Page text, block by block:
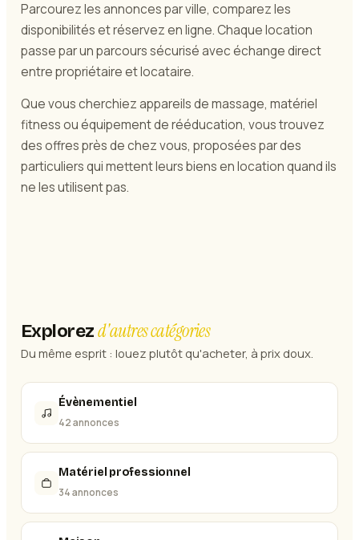
Parcourez les annonces par ville, comparez les
disponibilités et réservez en ligne. Chaque location
passe par un parcours sécurisé avec échange direct
entre propriétaire et locataire.
Que vous cherchiez appareils de massage, matériel
fitness ou équipement de rééducation, vous trouvez
des offres près de chez vous, proposées par des
particuliers qui mettent leurs biens en location quand ils
ne les utilisent pas.
Explorezd'autres catégories
Du même esprit : louez plutôt qu'acheter, à prix doux.
Évènementiel
42 annonces
Matériel professionnel
34 annonces